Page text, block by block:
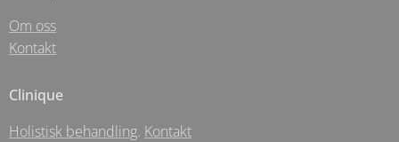
Om oss
Kontakt
Clinique
Holistisk behandling. Kontakt